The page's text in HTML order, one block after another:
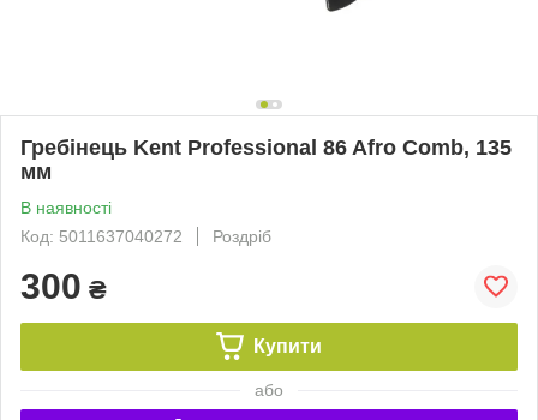
Гребінець Kent Professional 86 Afro Comb, 135
мм
В наявності
Код: 5011637040272
Роздріб
300 ₴
Купити
або